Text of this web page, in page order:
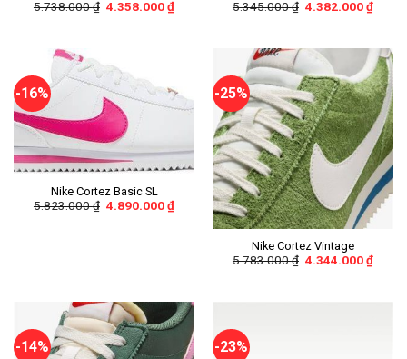
5.738.000₫ 4.358.000₫ 5.345.000₫ 4.382.000₫
-16%
Nike Cortez Basic SL
5.823.000₫ 4.890.000₫
-25%
Nike Cortez Vintage
5.783.000₫ 4.344.000₫
-14% -23%